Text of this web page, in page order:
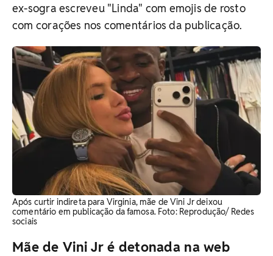
ex-sogra escreveu "Linda" com emojis de rosto
com corações nos comentários da publicação.
Após curtir indireta para Virginia, mãe de Vini Jr deixou
comentário em publicação da famosa. Foto: Reprodução/ Redes
sociais
Mãe de Vini Jr é detonada na web